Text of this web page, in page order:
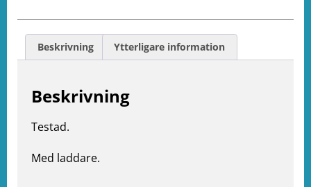
Beskrivning Ytterligare information
Beskrivning
Testad.
Med laddare.